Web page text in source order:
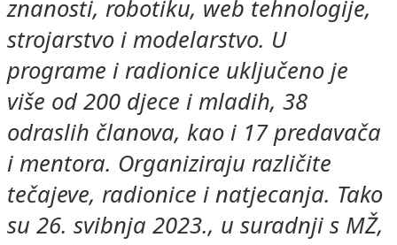
znanosti, robotiku, web tehnologije,
strojarstvo i modelarstvo. U
programe i radionice uključeno je
više od 200 djece i mladih, 38
odraslih članova, kao i 17 predavača
i mentora. Organiziraju različite
tečajeve, radionice i natjecanja. Tako
su 26. svibnja 2023., u suradnji s MŽ,